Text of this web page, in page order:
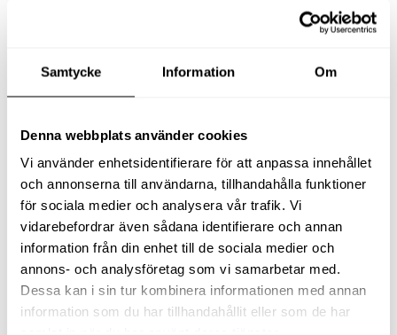
Samtycke Information Om
Denna webbplats använder cookies
Vi använder enhetsidentifierare för att anpassa innehållet
och annonserna till användarna, tillhandahålla funktioner
för sociala medier och analysera vår trafik. Vi
vidarebefordrar även sådana identifierare och annan
information från din enhet till de sociala medier och
annons- och analysföretag som vi samarbetar med.
Dessa kan i sin tur kombinera informationen med annan
information som du har tillhandahållit eller som de har
X. Håldelning 375 mm
Z. Gängans djup 38 mm
Kapacitet 1000